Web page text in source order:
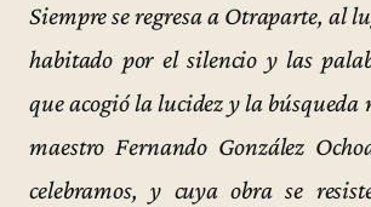
Siempre se regresa a Otraparte, al
habitado por el silencio y las
que acogió la lucidez y la búsqueda
maestro Fernando González
celebramos, y cuya obra se